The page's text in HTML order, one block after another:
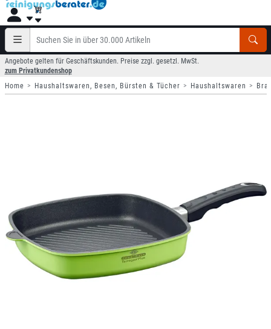
Angebote gelten für Geschäftskunden. Preise zzgl. gesetzl. MwSt.
zum Privatkundenshop
Home
Haushaltswaren, Besen, Bürsten & Tücher Haushaltswaren